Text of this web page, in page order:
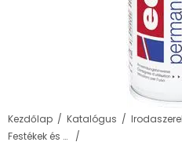
Kezdőlap Katalógus
Festékek és kiegészítők